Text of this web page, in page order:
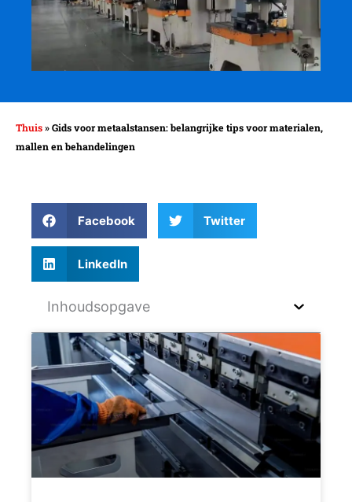
Thuis»Gids voor metaalstansen: belangrijke tips voor materialen,
mallen en behandelingen
Facebook Twitter
LinkedIn
Inhoudsopgave